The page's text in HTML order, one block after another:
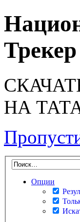
Трекер
НА
Опции